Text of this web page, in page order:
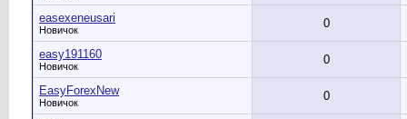
easexeneusari
Новичок 0
easy191160
Новичок 0
EasyForexNew
Новичок 0